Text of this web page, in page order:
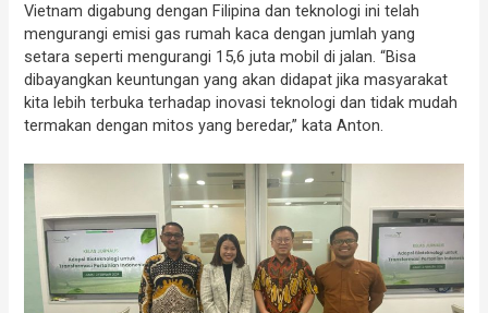
Vietnam digabung dengan Filipina dan teknologi ini telah
mengurangi emisi gas rumah kaca dengan jumlah yang
setara seperti mengurangi 15,6 juta mobil di jalan. “Bisa
dibayangkan keuntungan yang akan didapat jika masyarakat
kita lebih terbuka terhadap inovasi teknologi dan tidak mudah
termakan dengan mitos yang beredar,” kata Anton.